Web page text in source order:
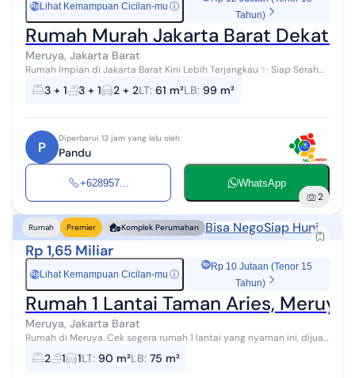
Rp Lihat Kemampuan Cicilan-mu ⓘ
Tahun)
Rumah Murah Jakarta Barat Dekat
Meruya, Jakarta Barat
Rumah Impian di Jakarta Barat Kini Lebih Terjangkau ✨ Siap Serah
Terima Akhir Tahun Ini Berada di Lokasi Premium & Strategis ️
Dibangun denga...
3 + 1 3 + 1 2 + 2LT: 61 m²LB: 99 m²
P
Diperbarui 13 jam yang lalu oleh
Pandu
+628957... WhatsApp
2
Rumah Premier Komplek Perumahan Bisa NegoSiap Huni
Rp 1,65 Miliar
Rp Lihat Kemampuan Cicilan-mu ⓘ
Rp 10 Jutaan (Tenor 15
Tahun)
Rumah 1 Lantai Taman Aries, Meruya
Meruya, Jakarta Barat
Rumah di Meruya. Cek segera rumah 1 lantai yang nyaman ini, dijual
dengan pemandangan indah yang menambah nilai estetika di
lingkungan hunian. Ru...
2 1 1LT: 90 m²LB: 75 m²